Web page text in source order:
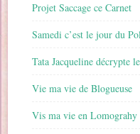
Projet Saccage ce Carnet
Samedi c’est le jour du
Tata Jacqueline décrypte
Vie ma vie de Blogueuse
Vis ma vie en Lomograhy